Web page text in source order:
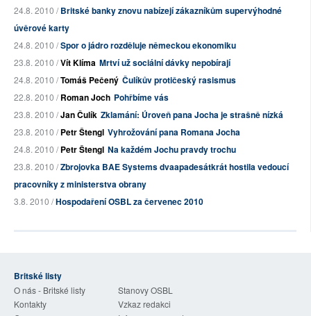
24.8. 2010 /Britské banky znovu nabízejí zákazníkům supervýhodné
úvěrové karty
24.8. 2010 /Spor o jádro rozděluje německou ekonomiku
23.8. 2010 /Vít Klíma Mrtví už sociální dávky nepobírají
24.8. 2010 /Tomáš Pečený Čulíkův protičeský rasismus
22.8. 2010 /Roman Joch Pohřbíme vás
23.8. 2010 /Jan Čulík Zklamání: Úroveň pana Jocha je strašně nízká
23.8. 2010 /Petr Štengl Vyhrožování pana Romana Jocha
24.8. 2010 /Petr Štengl Na každém Jochu pravdy trochu
23.8. 2010 /Zbrojovka BAE Systems dvaapadesátkrát hostila vedoucí
pracovníky z ministerstva obrany
3.8. 2010 /Hospodaření OSBL za červenec 2010
Britské listy
O nás - Britské listy
Stanovy OSBL
Kontakty
Vzkaz redakci